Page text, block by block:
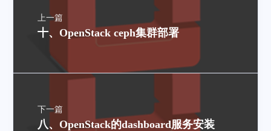
上一篇
十、OpenStack ceph集群部署
下一篇
八、OpenStack的dashboard服务安装